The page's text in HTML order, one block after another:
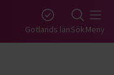
Gotlands länSökMeny